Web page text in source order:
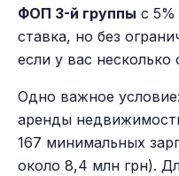
ФОП 3-й группы с
ставка, но без
если у вас несколько
Одно важное
аренды
167 минимальных
около 8,4 млн грн).